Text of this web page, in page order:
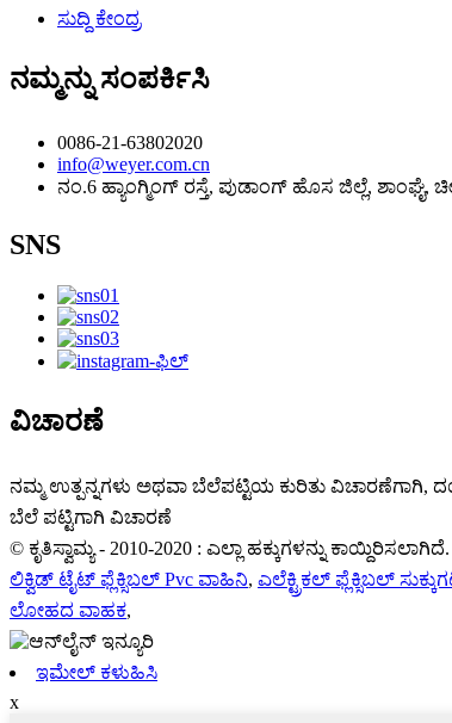
ಸುದ್ದಿ ಕೇಂದ್ರ
ನಮ್ಮನ್ನು ಸಂಪರ್ಕಿಸಿ
0086-21-63802020
info@weyer.com.cn
ನಂ.6 ಹ್ಯಾಂಗ್ಮಿಂಗ್ ರಸ್ತೆ, ಪುಡಾಂಗ್ ಹೊಸ ಜಿಲ್ಲೆ, ಶಾಂಘೈ,
SNS
ವಿಚಾರಣೆ
ನಮ್ಮ ಉತ್ಪನ್ನಗಳು ಅಥವಾ ಬೆಲೆಪಟ್ಟಿಯ ಕುರಿತು ವಿಚಾರಣೆಗಾಗಿ,
ಬೆಲೆ ಪಟ್ಟಿಗಾಗಿ ವಿಚಾರಣೆ
© ಕೃತಿಸ್ವಾಮ್ಯ - 2010-2020 : ಎಲ್ಲಾ ಹಕ್ಕುಗಳನ್ನು ಕಾಯ್ದಿರಿಸಲಾಗಿದೆ.
ಲಿಕ್ವಿಡ್ ಟೈಟ್ ಫ್ಲೆಕ್ಸಿಬಲ್ Pvc ವಾಹಿನಿ, ಎಲೆಕ್ಟ್ರಿಕಲ್ ಫ್ಲೆಕ್ಸಿಬಲ್
ಲೋಹದ ವಾಹಕ,
ಇಮೇಲ್ ಕಳುಹಿಸಿ
x